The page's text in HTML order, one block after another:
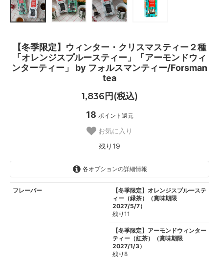
【冬季限定】ウィンター・クリスマスティー２種
「オレンジスプルースティー」「アーモンドウィ
ンターティー」 by フォルスマンティー/Forsman
tea
1,836円(税込)
18 ポイント還元
お気に入り
残り19
各オプションの詳細情報
フレーバー
【冬季限定】オレンジスプルーステ
ィー（緑茶）（賞味期限
2027/5/7）
残り11
【冬季限定】アーモンドウィンター
ティー（紅茶）（賞味期限
2027/1/3）
残り8